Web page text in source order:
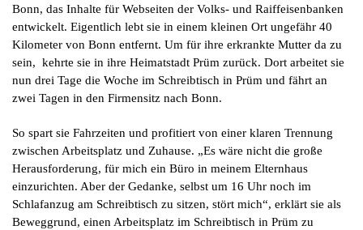
Bonn, das Inhalte für Webseiten der Volks- und Raiffeisenbanken
entwickelt. Eigentlich lebt sie in einem kleinen Ort ungefähr 40
Kilometer von Bonn entfernt. Um für ihre erkrankte Mutter da zu
sein, kehrte sie in ihre Heimatstadt Prüm zurück. Dort arbeitet sie
nun drei Tage die Woche im Schreibtisch in Prüm und fährt an
zwei Tagen in den Firmensitz nach Bonn.
So spart sie Fahrzeiten und profitiert von einer klaren Trennung
zwischen Arbeitsplatz und Zuhause. „Es wäre nicht die große
Herausforderung, für mich ein Büro in meinem Elternhaus
einzurichten. Aber der Gedanke, selbst um 16 Uhr noch im
Schlafanzug am Schreibtisch zu sitzen, stört mich“, erklärt sie als
Beweggrund, einen Arbeitsplatz im Schreibtisch in Prüm zu